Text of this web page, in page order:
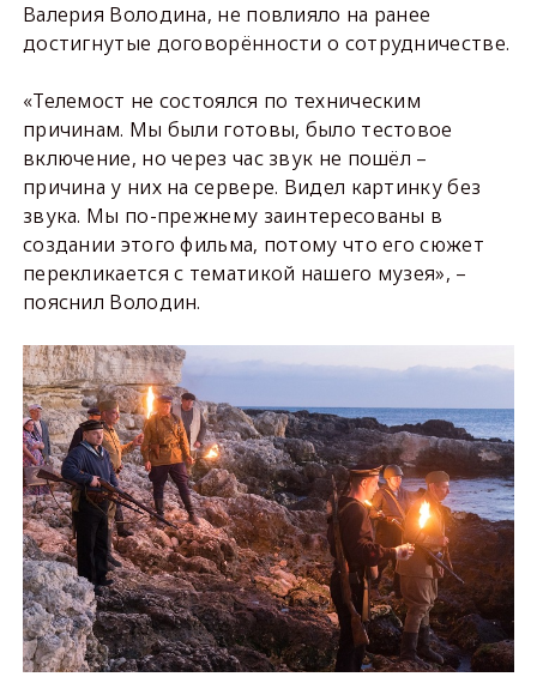
Валерия Володина, не повлияло на ранее
достигнутые договорённости о сотрудничестве.
«Телемост не состоялся по техническим
причинам. Мы были готовы, было тестовое
включение, но через час звук не пошёл –
причина у них на сервере. Видел картинку без
звука. Мы по-прежнему заинтересованы в
создании этого фильма, потому что его сюжет
перекликается с тематикой нашего музея», –
пояснил Володин.